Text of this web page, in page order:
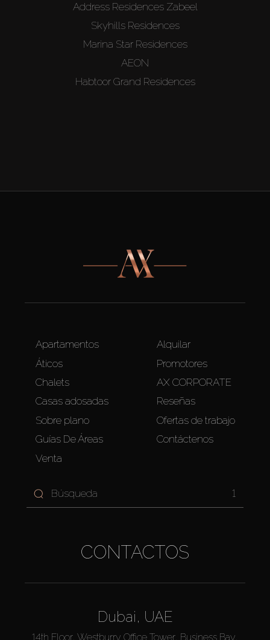
Address Residences Zabeel
Skyhills Residences
Marina Star Residences
AEON
Habtoor Grand Residences
Apartamentos
Áticos
Chalets
Casas adosadas
Sobre plano
Guías De Áreas
Venta
Alquilar
Promotores
AX CORPORATE
Reseñas
Ofertas de trabajo
Contáctenos
1
CONTACTOS
Dubai, UAE
14th Floor, Westburry Office Tower, Business Bay,